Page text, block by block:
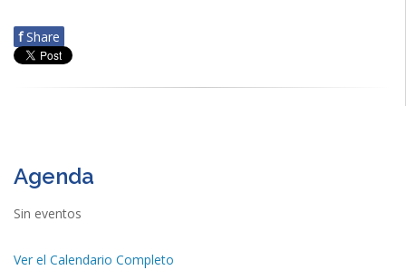
f Share
Agenda
Sin eventos
Ver el Calendario Completo